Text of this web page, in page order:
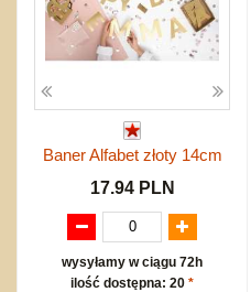
Baner Alfabet złoty 14cm
17.94 PLN
wysyłamy w ciągu 72h
ilość dostępna: 20 *